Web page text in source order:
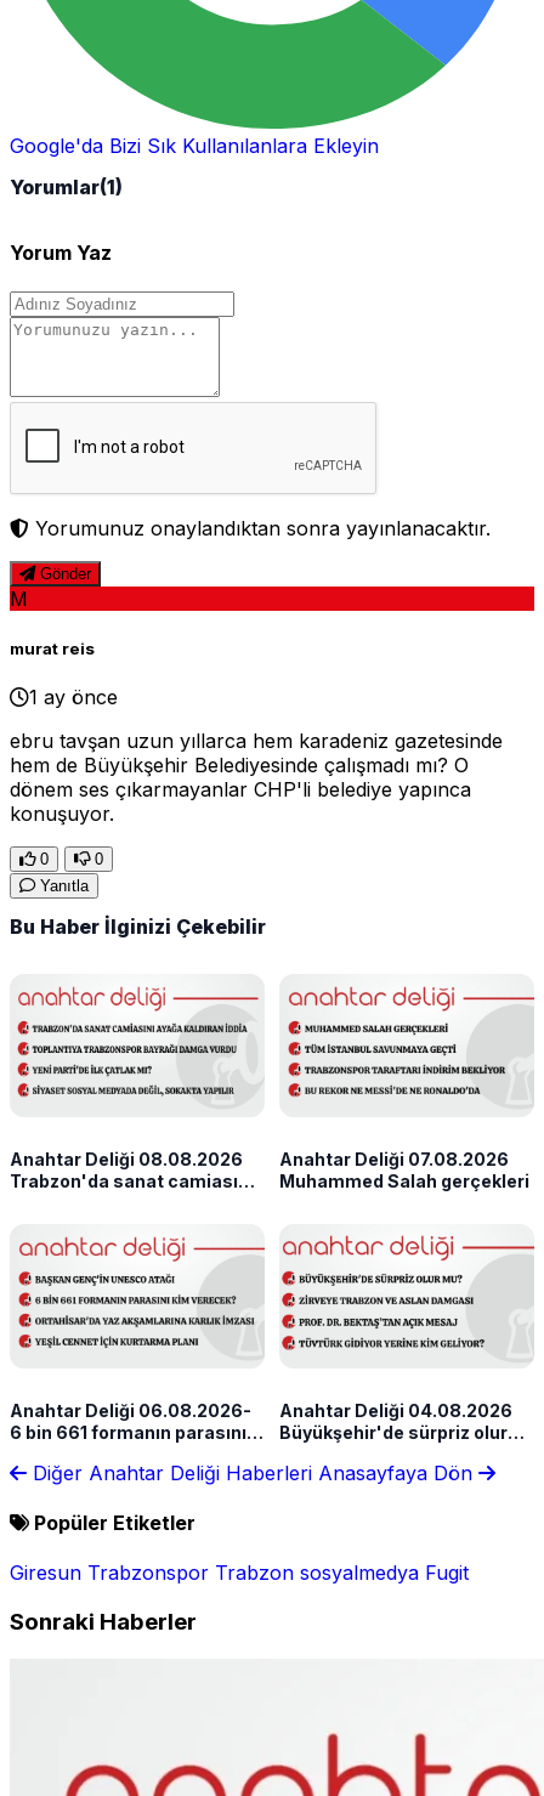
Google'da Bizi Sık Kullanılanlara Ekleyin
Yorumlar(1)
Yorum Yaz
Yorumunuz onaylandıktan sonra yayınlanacaktır.
Gönder
M
murat reis
1 ay önce
ebru tavşan uzun yıllarca hem karadeniz gazetesinde
hem de Büyükşehir Belediyesinde çalışmadı mı? O
dönem ses çıkarmayanlar CHP'li belediye yapınca
konuşuyor.
0
0
Yanıtla
Bu Haber İlginizi Çekebilir
Anahtar Deliği 08.08.2026
Trabzon'da sanat camiasını
Anahtar Deliği 07.08.2026
Muhammed Salah gerçekleri
Anahtar Deliği 06.08.2026-
6 bin 661 formanın parasını
Anahtar Deliği 04.08.2026
Büyükşehir'de sürpriz olur
Diğer Anahtar Deliği Haberleri Anasayfaya Dön
Popüler Etiketler
Giresun Trabzonspor Trabzon sosyalmedya Fugit
Sonraki Haberler